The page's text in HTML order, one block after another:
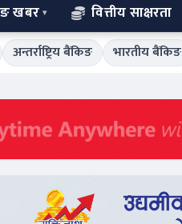
खबर वित्तीय साक्षरता
अन्तर्राष्ट्रिय बैंकिङ भारतीय बैंकिङ